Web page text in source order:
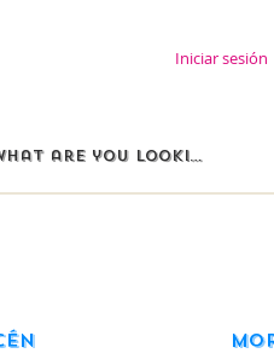
Iniciar sesión